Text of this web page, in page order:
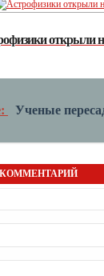
открыли
Ученые